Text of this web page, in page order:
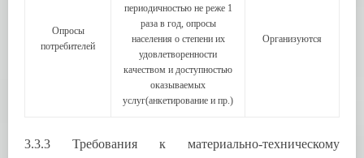
Опросы
потребителей
периодичностью не реже 1
раза в год, опросы
населения о степени их
удовлетворенности
качеством и доступностью
оказываемых
услуг(анкетирование и пр.)
Организуются
3.3.3 Требования к материально-техническому